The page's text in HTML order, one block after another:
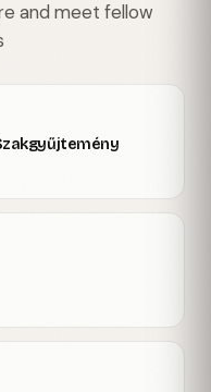
and meet fellow